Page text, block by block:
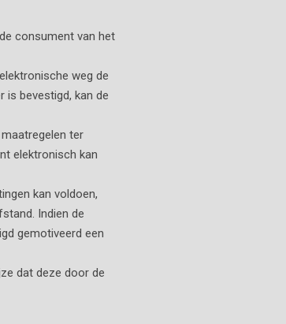
consument van het
weg de
is bevestigd, kan de
ter
elektronisch kan
kan voldoen,
Indien de
gemotiveerd een
dat deze door de